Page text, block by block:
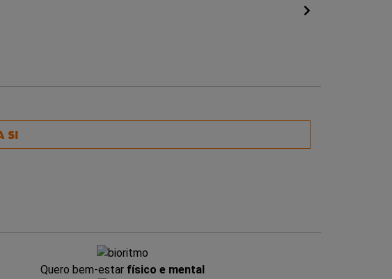
SI
Quero bem-estar físico e mental